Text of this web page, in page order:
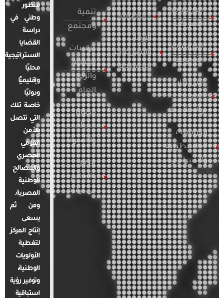
الدراسات
الأمريكية
الدراسات
الأوروبية
الدراسات
العربية
والإقليمية
الدراسات
الفلسطينية
والإسرائيلية
التطرف
الإرهاب
والصراعات
المسلحة
تنمية
ومجتمع
دراسات
الإعلام
والرأي
العام
قضايا
المرأة
والأسرة
مصر
والعالم
في أرقام
منظور
وطني في
دراسة
القضايا
الاستراتيجية
محليًا
وإقليميًا
ودوليًا
خاصة تلك
التي تتصل
بالأمن
القومي
المصري
والمصالح
الوطنية
المصرية.
ومن ثم
يسعى
إنتاج المركز
لتغطية
الأولويات
الوطنية،
وتوفير رؤية
استباقية